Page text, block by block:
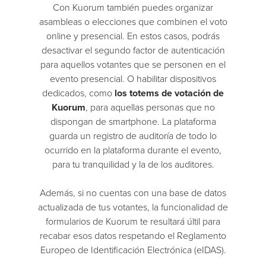
Con Kuorum también puedes organizar
asambleas o elecciones que combinen el voto
online y presencial. En estos casos, podrás
desactivar el segundo factor de autenticación
para aquellos votantes que se personen en el
evento presencial. O habilitar dispositivos
dedicados, como los totems de votación de
Kuorum, para aquellas personas que no
dispongan de smartphone. La plataforma
guarda un registro de auditoría de todo lo
ocurrido en la plataforma durante el evento,
para tu tranquilidad y la de los auditores.
Además, si no cuentas con una base de datos
actualizada de tus votantes, la funcionalidad de
formularios de Kuorum te resultará últil para
recabar esos datos respetando el Reglamento
Europeo de Identificación Electrónica (eIDAS).